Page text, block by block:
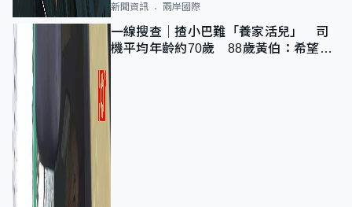
新聞資訊 兩岸國際
一線搜查｜揸小巴難「養家活兒」 司
機平均年齡約70歲 88歲黃伯：希望一